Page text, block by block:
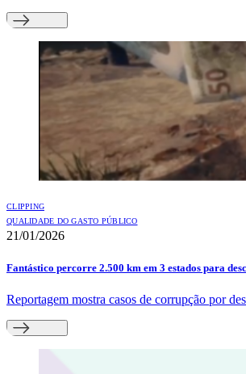
CLIPPING
QUALIDADE DO GASTO PÚBLICO
21/01/2026
Fantástico percorre 2.500 km em 3 estados para
Reportagem mostra casos de corrupção por